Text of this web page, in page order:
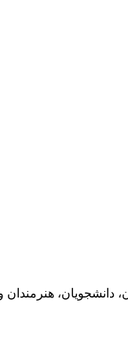
دانشجویان،